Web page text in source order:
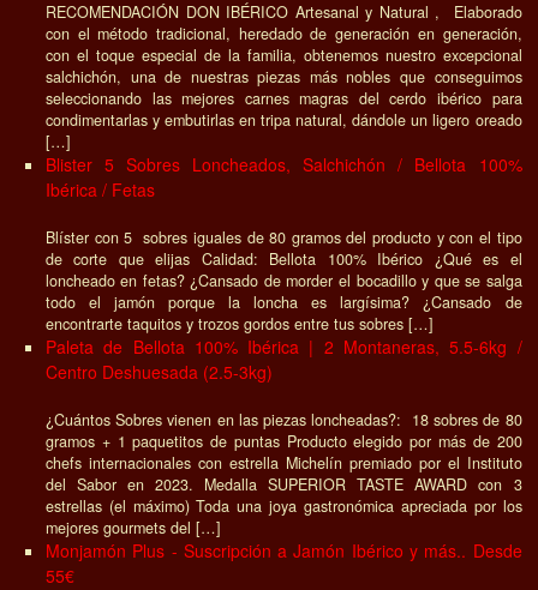
RECOMENDACIÓN DON IBÉRICO Artesanal y Natural , Elaborado
con el método tradicional, heredado de generación en generación,
con el toque especial de la familia, obtenemos nuestro excepcional
salchichón, una de nuestras piezas más nobles que conseguimos
seleccionando las mejores carnes magras del cerdo ibérico para
condimentarlas y embutirlas en tripa natural, dándole un ligero oreado
[…]
Blister 5 Sobres Loncheados, Salchichón / Bellota 100%
Ibérica / Fetas
Blíster con 5 sobres iguales de 80 gramos del producto y con el tipo
de corte que elijas Calidad: Bellota 100% Ibérico ¿Qué es el
loncheado en fetas? ¿Cansado de morder el bocadillo y que se salga
todo el jamón porque la loncha es largísima? ¿Cansado de
encontrarte taquitos y trozos gordos entre tus sobres […]
Paleta de Bellota 100% Ibérica | 2 Montaneras, 5.5-6kg /
Centro Deshuesada (2.5-3kg)
¿Cuántos Sobres vienen en las piezas loncheadas?: 18 sobres de 80
gramos + 1 paquetitos de puntas Producto elegido por más de 200
chefs internacionales con estrella Michelín premiado por el Instituto
del Sabor en 2023. Medalla SUPERIOR TASTE AWARD con 3
estrellas (el máximo) Toda una joya gastronómica apreciada por los
mejores gourmets del […]
Monjamón Plus - Suscripción a Jamón Ibérico y más.. Desde
55€